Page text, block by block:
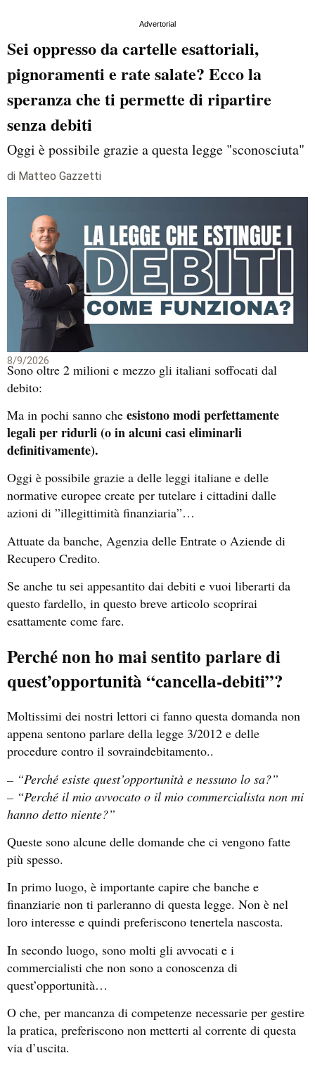
Advertorial
Sei oppresso da cartelle esattoriali,
pignoramenti e rate salate? Ecco la
speranza che ti permette di ripartire
senza debiti
Oggi è possibile grazie a questa legge "sconosciuta"
di Matteo Gazzetti
8/9/2026
Sono oltre 2 milioni e mezzo gli italiani soffocati dal
debito:
Ma in pochi sanno che esistono modi perfettamente
legali per ridurli (o in alcuni casi eliminarli
definitivamente).
Oggi è possibile grazie a delle leggi italiane e delle
normative europee create per tutelare i cittadini dalle
azioni di ”illegittimità finanziaria”…
Attuate da banche, Agenzia delle Entrate o Aziende di
Recupero Credito.
Se anche tu sei appesantito dai debiti e vuoi liberarti da
questo fardello, in questo breve articolo scoprirai
esattamente come fare.
Perché non ho mai sentito parlare di
quest’opportunità “cancella-debiti”?
Moltissimi dei nostri lettori ci fanno questa domanda non
appena sentono parlare della legge 3/2012 e delle
procedure contro il sovraindebitamento..
– “Perché esiste quest’opportunità e nessuno lo sa?”
– “Perché il mio avvocato o il mio commercialista non mi
hanno detto niente?”
Queste sono alcune delle domande che ci vengono fatte
più spesso.
In primo luogo, è importante capire che banche e
finanziarie non ti parleranno di questa legge. Non è nel
loro interesse e quindi preferiscono tenertela nascosta.
In secondo luogo, sono molti gli avvocati e i
commercialisti che non sono a conoscenza di
quest’opportunità…
O che, per mancanza di competenze necessarie per gestire
la pratica, preferiscono non metterti al corrente di questa
via d’uscita.